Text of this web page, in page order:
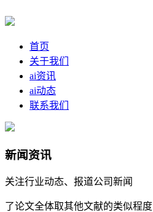
首页
关于我们
ai资讯
ai动态
联系我们
新闻资讯
关注行业动态、报道公司新闻
了论文全体取其他文献的类似程度